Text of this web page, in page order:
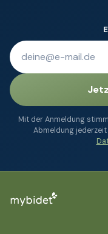
Mit der Anmeldung
Abmeldung